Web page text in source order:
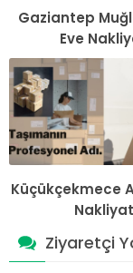
Gaziantep
Eve
Küçükçekmece
Nakliyat
Ziyaretçi